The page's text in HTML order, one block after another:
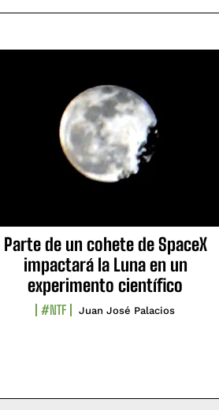
Parte de un cohete de SpaceX
impactará la Luna en un
experimento científico
#NTF Juan José Palacios